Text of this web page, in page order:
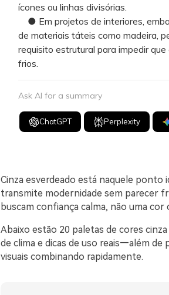
ícones ou linhas divisórias.
● Em projetos de interiores,
de materiais táteis como madeira,
requisito estrutural para impedir
frios.
Ask AI for a summary
ChatGPT Perplexity
Cinza esverdeado está naquele
transmite modernidade sem parecer
buscam confiança calma, não uma cor
Abaixo estão 20 paletas de cores
de clima e dicas de uso reais—além
visuais combinando rapidamente.